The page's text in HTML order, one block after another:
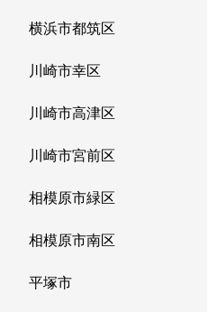
横浜市都筑区
川崎市幸区
川崎市高津区
川崎市宮前区
相模原市緑区
相模原市南区
平塚市